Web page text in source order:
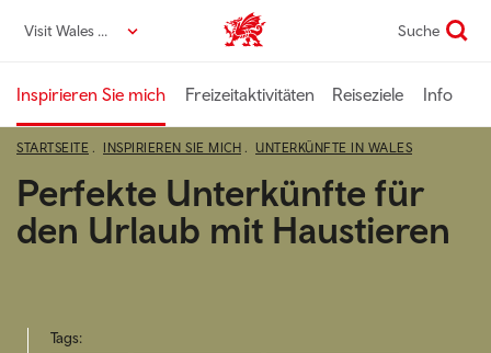
zumVisit Wales DE VisitWales home Suche
Inspirieren Sie mich Freizeitaktivitäten Reiseziele Info
STARTSEITE INSPIRIEREN SIE MICH UNTERKÜNFTE IN WALES
Perfekte Unterkünfte für
den Urlaub mit Haustieren
Tags: